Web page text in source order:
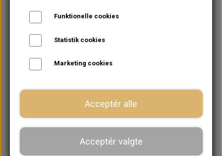
Funktionelle cookies
Statistik cookies
Marketing cookies
Acceptér alle
Acceptér valgte